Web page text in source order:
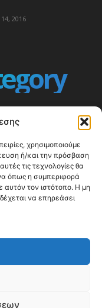
χρησιμοποιούμε
ή/και την πρόσβαση
τις τεχνολογίες θα
όπως η συμπεριφορά
αυτόν τον ιστότοπο. Η μη
να επηρεάσει
2016
360
332
328
303
246
2025